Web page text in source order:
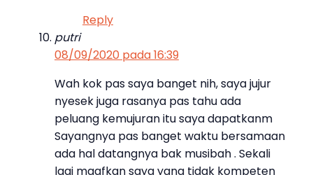
Reply
putri
08/09/2020 pada 16:39
Wah kok pas saya banget nih, saya jujur
nyesek juga rasanya pas tahu ada
peluang kemujuran itu saya dapatkanm
Sayangnya pas banget waktu bersamaan
ada hal datangnya bak musibah . Sekali
lagi maafkan saya yang tidak kompeten